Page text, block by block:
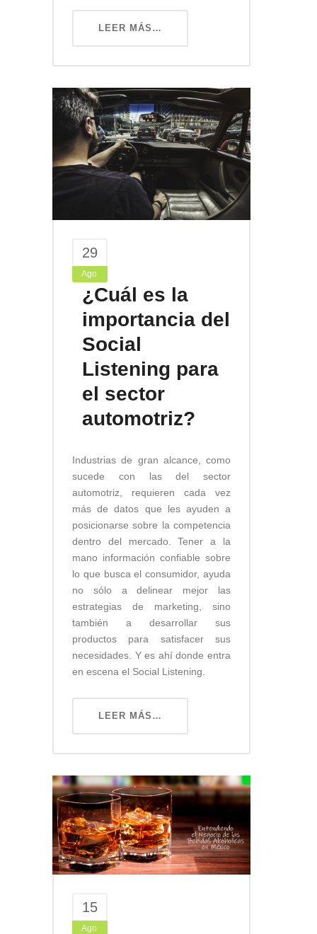
LEER MÁS…
29
Ago
¿Cuál es la
importancia del
Social
Listening para
el sector
automotriz?
Industrias de gran alcance, como
sucede con las del sector
automotriz, requieren cada vez
más de datos que les ayuden a
posicionarse sobre la competencia
dentro del mercado. Tener a la
mano información confiable sobre
lo que busca el consumidor, ayuda
no sólo a delinear mejor las
estrategias de marketing, sino
también a desarrollar sus
productos para satisfacer sus
necesidades. Y es ahí donde entra
en escena el Social Listening.
LEER MÁS…
15
Ago